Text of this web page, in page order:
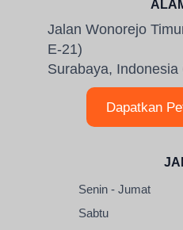
Jalan Wonorejo
E-21)
Surabaya, Indonesia
Dapatkan
Senin - Jumat
Sabtu